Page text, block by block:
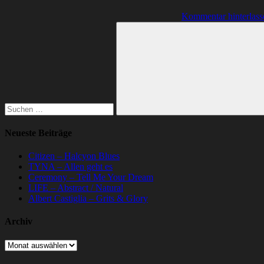
Kommentar
Suchen
Neueste Beiträge
Citizen – Halcyon Blues
TYNA – Allen geht es
Ceremony – Tell Me Your Dream
LIFE – Abstract / Natural
Albert Castiglia – Grits & Glory
Archiv
Archiv